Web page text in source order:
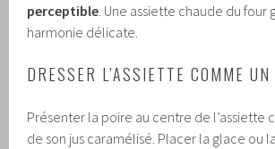
perceptible. Une assiette chaude du four
harmonie délicate.
DRESSER L’ASSIETTE COMME
Présenter la poire au centre de l’assiette
de son jus caramélisé. Placer la glace ou